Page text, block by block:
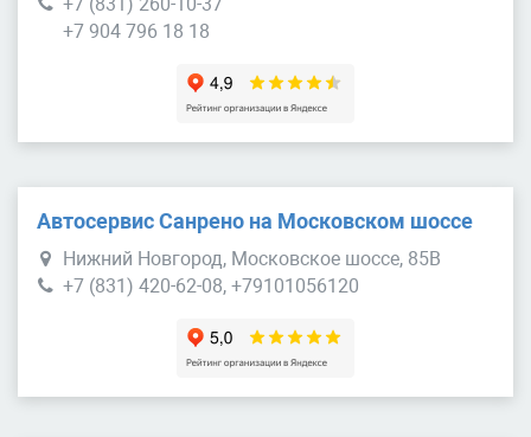
+7 904 796 18 18
Автосервис Санрено на Московском шоссе
Нижний Новгород, Московское шоссе, 85В
+7 (831) 420-62-08, +79101056120